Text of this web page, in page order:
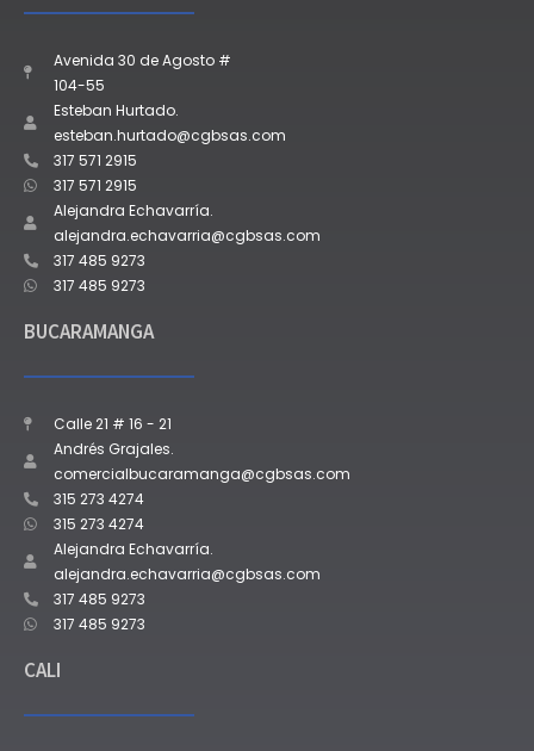
Avenida 30 de Agosto #
104-55
Esteban Hurtado.
esteban.hurtado@cgbsas.com
317 571 2915
317 571 2915
Alejandra Echavarría.
alejandra.echavarria@cgbsas.com
317 485 9273
317 485 9273
BUCARAMANGA
Calle 21 # 16 - 21
Andrés Grajales.
comercialbucaramanga@cgbsas.com
315 273 4274
315 273 4274
Alejandra Echavarría.
alejandra.echavarria@cgbsas.com
317 485 9273
317 485 9273
CALI